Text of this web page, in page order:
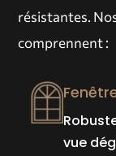
résistantes.
comprennent :
vue